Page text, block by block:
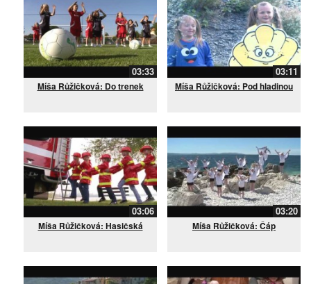
03:33
Míša Růžičková: Do trenek
03:11
Míša Růžičková: Pod hladinou
03:06
Míša Růžičková: Hasičská
03:20
Míša Růžičková: Čáp